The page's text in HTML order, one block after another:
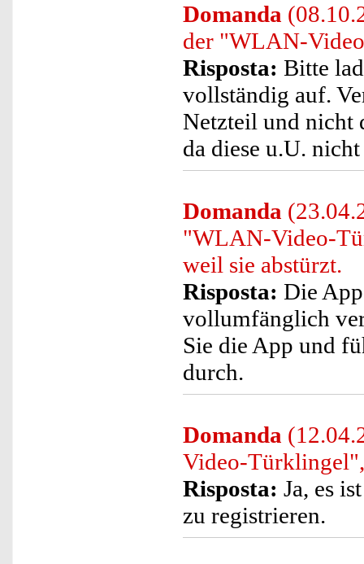
Domanda
der "WLAN-
Risposta: Bitte
vollständig auf.
Netzteil und nicht
da diese u.U.
Domanda
"WLAN-Video-
weil sie abstürzt.
Risposta: Die
vollumfänglich
Sie die App und
durch.
Domanda
Video-Türklingel",
Risposta: Ja, es
zu registrieren.